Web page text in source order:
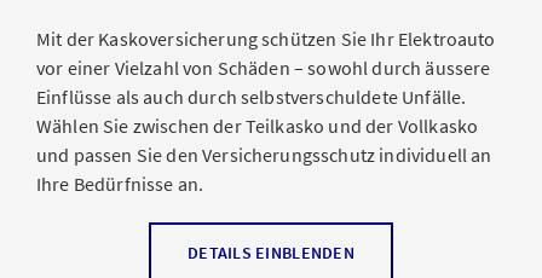
Mit der Kaskoversicherung schützen Sie Ihr Elektroauto
vor einer Vielzahl von Schäden – sowohl durch äussere
Einflüsse als auch durch selbstverschuldete Unfälle.
Wählen Sie zwischen der Teilkasko und der Vollkasko
und passen Sie den Versicherungsschutz individuell an
Ihre Bedürfnisse an.
Teilkaskoversicherung
DETAILS EINBLENDEN